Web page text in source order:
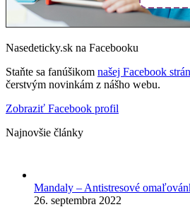
Nasedeticky.sk na Facebooku
Staňte sa fanúšikom našej Facebook
čerstvým novinkám z nášho webu.
Zobraziť Facebook profil
Najnovšie články
Mandaly – Antistresové
26. septembra 2022